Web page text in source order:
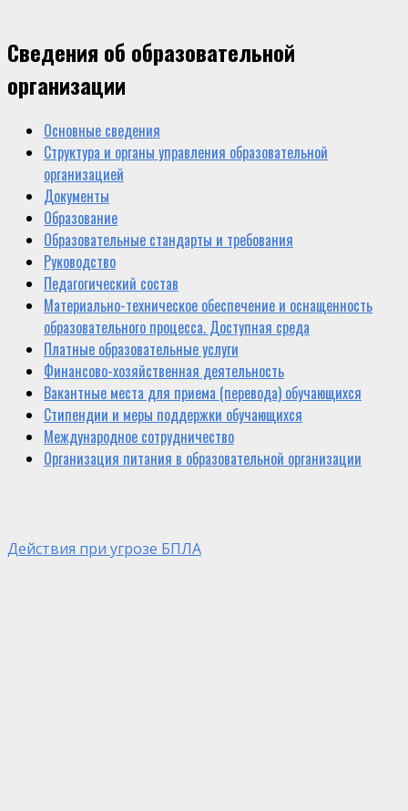
Сведения об образовательной
организации
Основные сведения
Структура и органы управления образовательной
организацией
Документы
Образование
Образовательные стандарты и требования
Руководство
Педагогический состав
Материально-техническое обеспечение и оснащенность
образовательного процесса. Доступная среда
Платные образовательные услуги
Финансово-хозяйственная деятельность
Вакантные места для приема (перевода) обучающихся
Стипендии и меры поддержки обучающихся
Международное сотрудничество
Организация питания в образовательной организации
Действия при угрозе БПЛА